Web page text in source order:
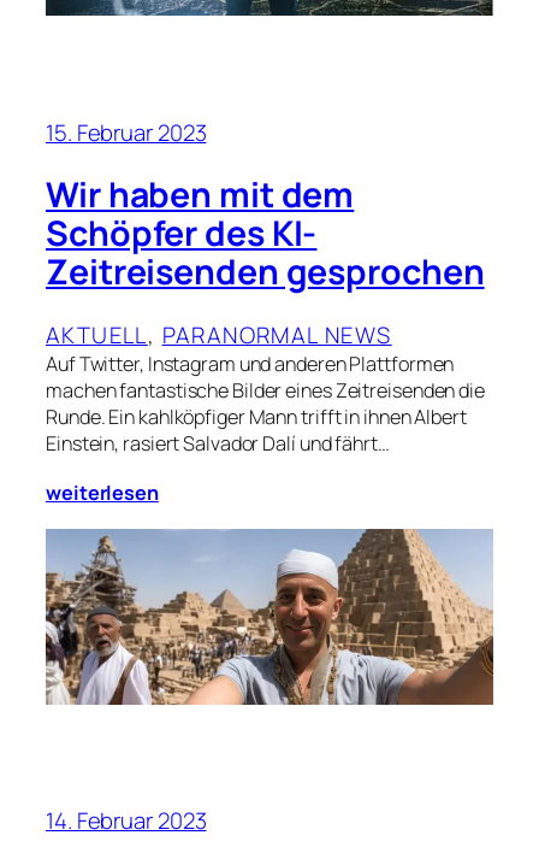
15. Februar 2023
Wir haben mit dem
Schöpfer des KI-
Zeitreisenden gesprochen
AKTUELL, PARANORMAL NEWS
Auf Twitter, Instagram und anderen Plattformen
machen fantastische Bilder eines Zeitreisenden die
Runde. Ein kahlköpfiger Mann trifft in ihnen Albert
Einstein, rasiert Salvador Dalí und fährt…
weiterlesen
14. Februar 2023